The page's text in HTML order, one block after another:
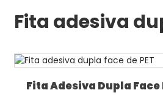
Fita adesiva
Fita Adesiva Dupla Face